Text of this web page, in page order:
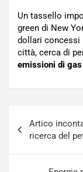
Un tassello
green di New
dollari concessi
città, cerca di
emissioni di
articoli
Artico
ricerca del